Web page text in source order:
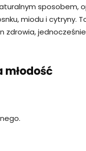
sposobem,
miodu i cytryny.
zdrowia,